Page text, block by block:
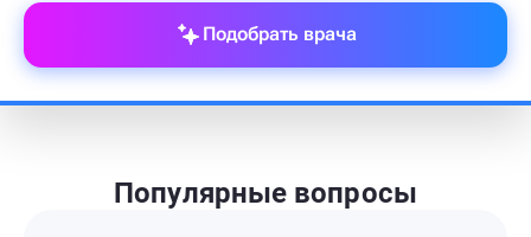
Подобрать врача
Популярные вопросы